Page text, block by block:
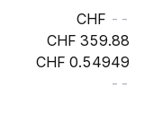
--
359.88
0.54949
--